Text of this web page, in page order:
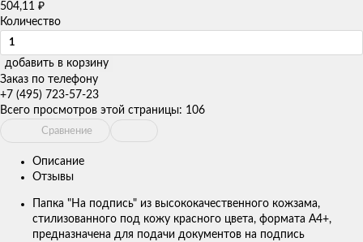
504,11 ₽
Количество
добавить в корзину
Заказ по телефону
+7 (495) 723-57-23
Всего просмотров этой страницы: 106
Сравнение
Описание
Отзывы
Папка "На подпись" из высококачественного кожзама,
стилизованного под кожу красного цвета, формата А4+,
предназначена для подачи документов на подпись